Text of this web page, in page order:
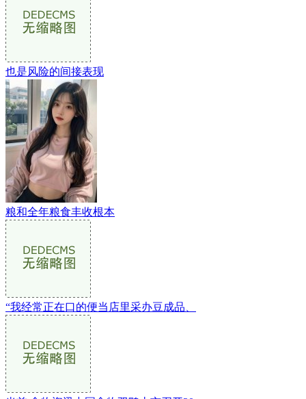
也是风险的间接表现
粮和全年粮食丰收根本
“我经常正在口的便当店里采办豆成品、